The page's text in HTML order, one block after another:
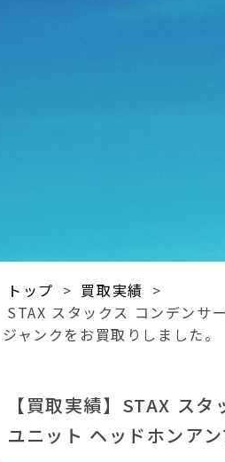
トップ > 買取実績 >
STAX スタックス コンデンサ
ジャンクをお買取りしました。
【買取実績】STAX ス
ユニット ヘッドホンア